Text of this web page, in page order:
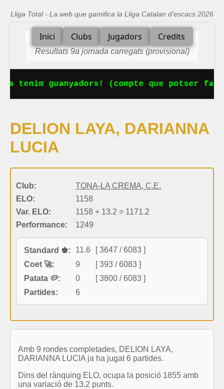
Lliga Total - La web que gamifica la Lliga Catalan d'escacs 2026
Inici Clubs Jugadors Credits
Resultats 9a jornada carregats (provisional)
tenim guanyadors! (compte que potser
DELION LAYA, DARIANNA
LUCIA
Club:
TONA-LA CREMA, C.E.
ELO:
1158
Var. ELO:
1158 + 13.2 = 1171.2
Performance:
1249
Standard ♚: 11.6
[ 3647 / 6083 ]
Coet 🚀:
9
[ 393 / 6083 ]
Patata 🥔:
0
[ 3800 / 6083 ]
Partides:
6
Amb 9 rondes completades, DELION LAYA,
DARIANNA LUCIA ja ha jugat 6 partides.
Dins del rànquing ELO, ocupa la posició 1855 amb
una variació de 13.2 punts.